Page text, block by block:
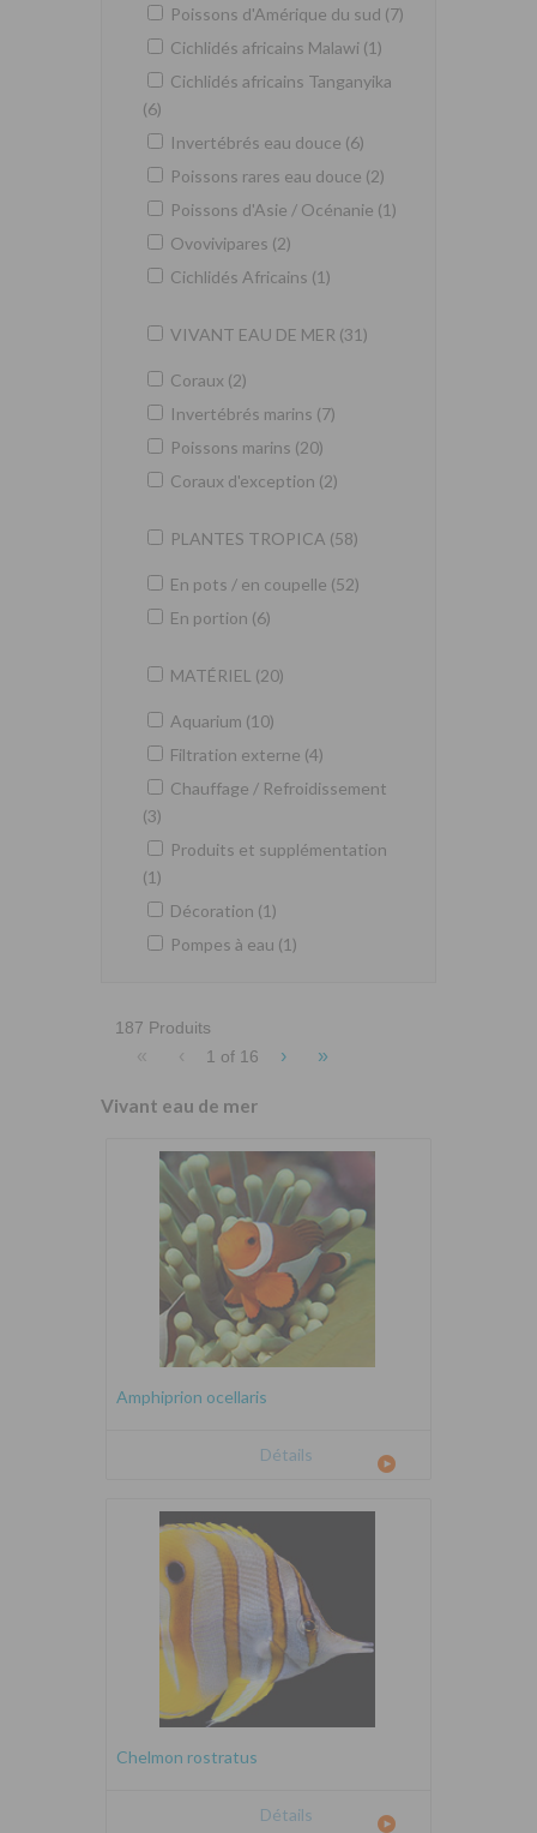
Poissons d'Amérique du sud (7)
Cichlidés africains Malawi (1)
Cichlidés africains Tanganyika
(6)
Invertébrés eau douce (6)
Poissons rares eau douce (2)
Poissons d'Asie / Océnanie (1)
Ovovivipares (2)
Cichlidés Africains (1)
VIVANT EAU DE MER (31)
Coraux (2)
Invertébrés marins (7)
Poissons marins (20)
Coraux d'exception (2)
PLANTES TROPICA (58)
En pots / en coupelle (52)
En portion (6)
MATÉRIEL (20)
Aquarium (10)
Filtration externe (4)
Chauffage / Refroidissement
(3)
Produits et supplémentation
(1)
Décoration (1)
Pompes à eau (1)
187 Produits
« ‹ 1 of 16 › »
Vivant eau de mer
Amphiprion ocellaris
Détails
Chelmon rostratus
Détails